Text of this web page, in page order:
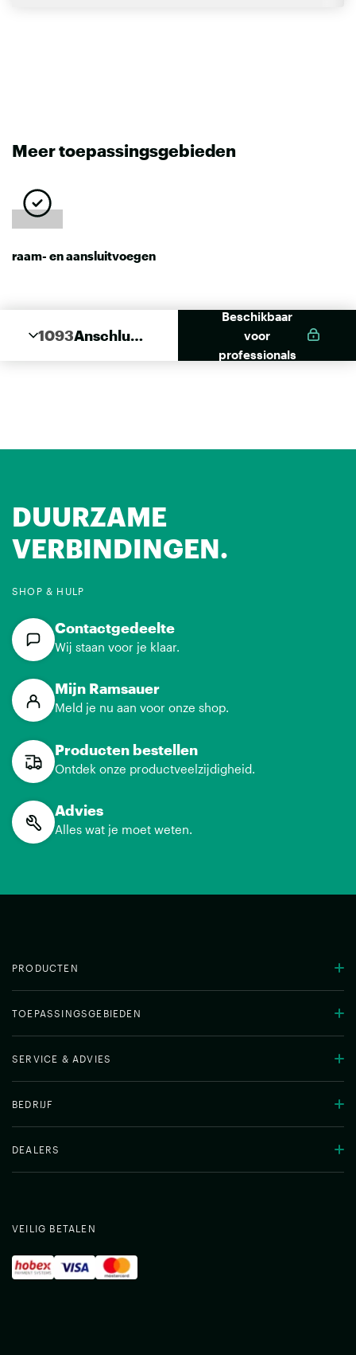
Meer toepassingsgebieden
raam- en aansluitvoegen
1093Anschluss
Beschikbaar
voor
professionals
DUURZAME
VERBINDINGEN.
SHOP & HULP
Contactgedeelte
Wij staan voor je klaar.
Mijn Ramsauer
Meld je nu aan voor onze shop.
Producten bestellen
Ontdek onze productveelzijdigheid.
Advies
Alles wat je moet weten.
PRODUCTEN
TOEPASSINGSGEBIEDEN
SERVICE & ADVIES
BEDRIJF
DEALERS
VEILIG BETALEN